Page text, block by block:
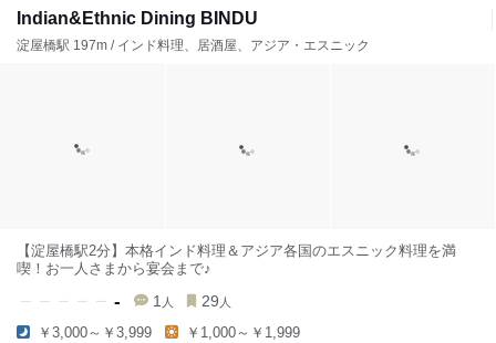
Indian&Ethnic Dining BINDU
淀屋橋駅 197m / インド料理、居酒屋、アジア・エスニック
【淀屋橋駅2分】本格インド料理＆アジア各国のエスニック料理を満
喫！お一人さまから宴会まで♪
- 1 人 29 人
￥3,000～￥3,999 ￥1,000～￥1,999